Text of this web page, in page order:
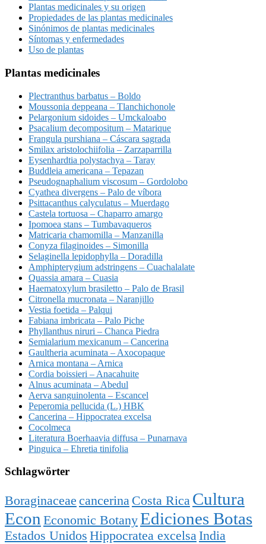
Plantas medicinales y su origen
Propiedades de las plantas medicinales
Sinónimos de plantas medicinales
Síntomas y enfermedades
Uso de plantas
Plantas medicinales
Plectranthus barbatus – Boldo
Moussonia deppeana – Tlanchichonole
Pelargonium sidoides – Umckaloabo
Psacalium decompositum – Matarique
Frangula purshiana – Cáscara sagrada
Smilax aristolochiifolia – Zarzaparrilla
Eysenhardtia polystachya – Taray
Buddleia americana – Tepazan
Pseudognaphalium viscosum – Gordolobo
Cyathea divergens – Palo de víbora
Psittacanthus calyculatus – Muerdago
Castela tortuosa – Chaparro amargo
Ipomoea stans – Tumbavaqueros
Matricaria chamomilla – Manzanilla
Conyza filaginoides – Simonilla
Selaginella lepidophylla – Doradilla
Amphipterygium adstringens – Cuachalalate
Quassia amara – Cuasia
Haematoxylum brasiletto – Palo de Brasil
Citronella mucronata – Naranjillo
Vestia foetida – Palqui
Fabiana imbricata – Palo Piche
Phyllanthus niruri – Chanca Piedra
Semialarium mexicanum – Cancerina
Gaultheria acuminata – Axocopaque
Arnica montana – Arnica
Cordia boissieri – Anacahuite
Alnus acuminata – Abedul
Aerva sanguinolenta – Escancel
Peperomia pellucida (L.) HBK
Cancerina – Hippocratea excelsa
Cocolmeca
Literatura Boerhaavia diffusa – Punarnava
Pinguica – Ehretia tinifolia
Schlagwörter
Boraginaceae cancerina Costa Rica Cultura
Econ Economic BotanyEdiciones Botas
Estados Unidos Hippocratea excelsaIndia